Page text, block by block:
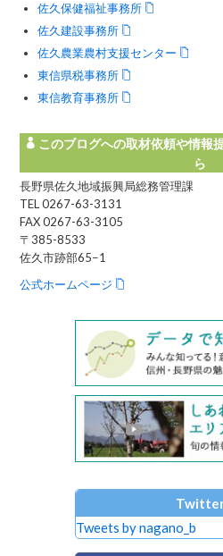
佐久保健福祉事務所
佐久建設事務所
佐久農業農村支援センター
東信県税事務所
東信教育事務所
このブログへの取材依頼や情報
ら
長野県佐久地域振興局総務管理課
TEL 0267-63-3131
FAX 0267-63-3105
〒385-8533
佐久市跡部65−1
公式ホームページ
Tweets by nagano_b